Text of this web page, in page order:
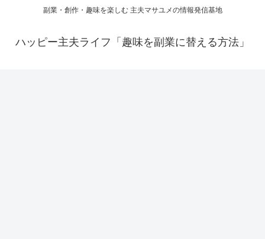
副業・創作・趣味を楽しむ 主夫マサユメの情報発信基地
ハッピー主夫ライフ「趣味を副業に替える方法」